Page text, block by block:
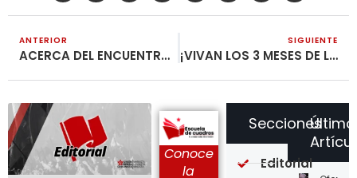
ANTERIOR
ACERCA DEL ENCUENTRO NACIONAL «CON LAS PENSIONES NO Y SALARIO DIGNO»
SIGUIENTE
¡VIVAN LOS 3 MESES DE LA TOMA DE LA FÁBRICA IAS!
Conoce
la
Secciones
Editorial